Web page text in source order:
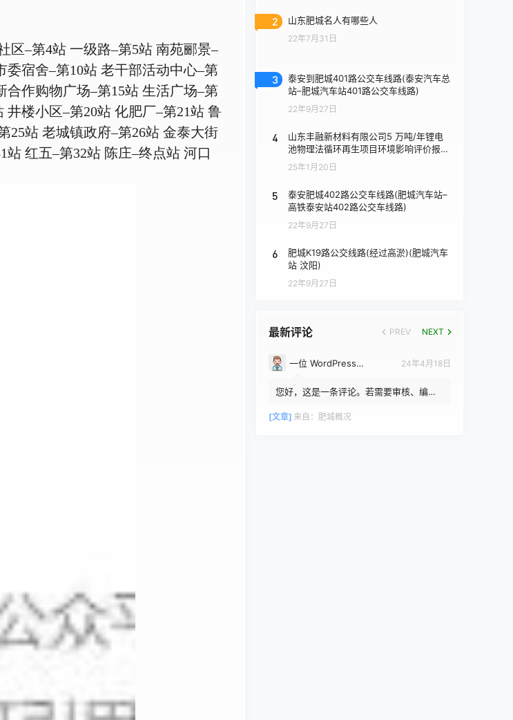
区–第4站 一级路–第5站 南苑郦景–
宿舍–第10站 老干部活动中心–第
合作购物广场–第15站 生活广场–第
井楼小区–第20站 化肥厂–第21站 鲁
25站 老城镇政府–第26站 金泰大街
站 红五–第32站 陈庄–终点站 河口
2 山东肥城名人有哪些人
22年7月31日
3
泰安到肥城401路公交车线路(泰安汽车总
站–肥城汽车站401路公交车线路)
22年9月27日
4
山东丰融新材料有限公司5 万吨/年锂电
池物理法循环再生项目环境影响评价报批
前公示
25年1月20日
5
泰安肥城402路公交车线路(肥城汽车站–
高铁泰安站402路公交车线路)
22年9月27日
6
肥城K19路公交线路(经过高淤)(肥城汽车
站 汶阳)
22年9月27日
最新评论 PREV NEXT
一位 WordPress 评论者 24年4月18日
您好，这是一条评论。若需要审核、编辑
评论者头像来自 Gravatar。
[文章] 来自： 肥城概况